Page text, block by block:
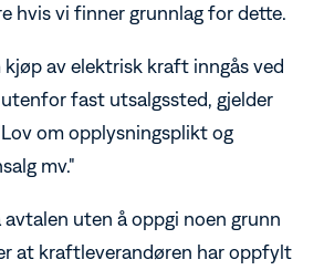
hvis vi finner grunnlag for dette.
av elektrisk kraft inngås ved
fast utsalgssted, gjelder
om opplysningsplikt og
mv."
avtalen uten å oppgi noen grunn
at kraftleverandøren har oppfylt